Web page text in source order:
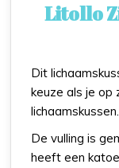
Litollo
Dit
keuze als je op
lichaamskussen.
De vulling is
heeft een